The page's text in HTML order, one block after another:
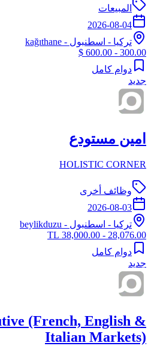
المبيعات
2026-08-04
تركيا - اسطنبول - kağıthane
300.00 - 600.00 $
دوام كامل
جديد
امين مستودع
HOLISTIC CORNER
وظائف أخرى
2026-08-03
تركيا - اسطنبول - beylikduzu
28,076.00 - 38,000.00 TL
دوام كامل
جديد
(French, English &
Italian Markets)